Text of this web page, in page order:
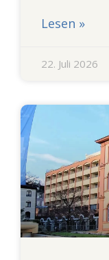
Lesen »
22. Juli 2026